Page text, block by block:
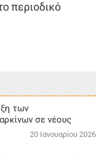
περιοδικό
των
σε νέους
20 Ιανουαρίου 2026